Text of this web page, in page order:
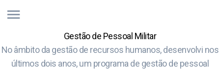
Gestão de Pessoal Militar
No âmbito da gestão de recursos humanos, desenvolvi nos
últimos dois anos, um programa de gestão de pessoal